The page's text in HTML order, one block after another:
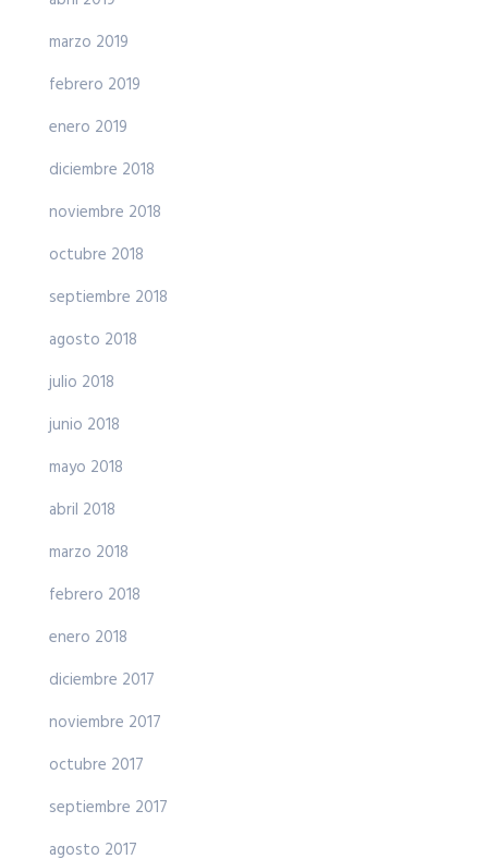
marzo 2019
febrero 2019
enero 2019
diciembre 2018
noviembre 2018
octubre 2018
septiembre 2018
agosto 2018
julio 2018
junio 2018
mayo 2018
abril 2018
marzo 2018
febrero 2018
enero 2018
diciembre 2017
noviembre 2017
octubre 2017
septiembre 2017
agosto 2017